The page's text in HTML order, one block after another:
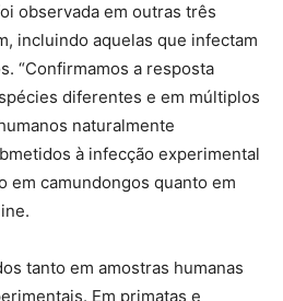
observada em outras três
incluindo aquelas que infectam
“Confirmamos a resposta
diferentes e em múltiplos
naturalmente
à infecção experimental
em camundongos quanto em
tanto em amostras humanas
Em primatas e